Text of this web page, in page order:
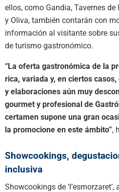
ellos, como Gandia, Tavernes
y Oliva, también contarán con
información al visitante sobre
de turismo gastronómico.
“La oferta gastronómica de la
rica, variada y, en ciertos
y elaboraciones aún muy
gourmet y profesional de
certamen supone una gran
la promocione en este ámbito”,
Showcookings,
inclusiva
Showcookings de